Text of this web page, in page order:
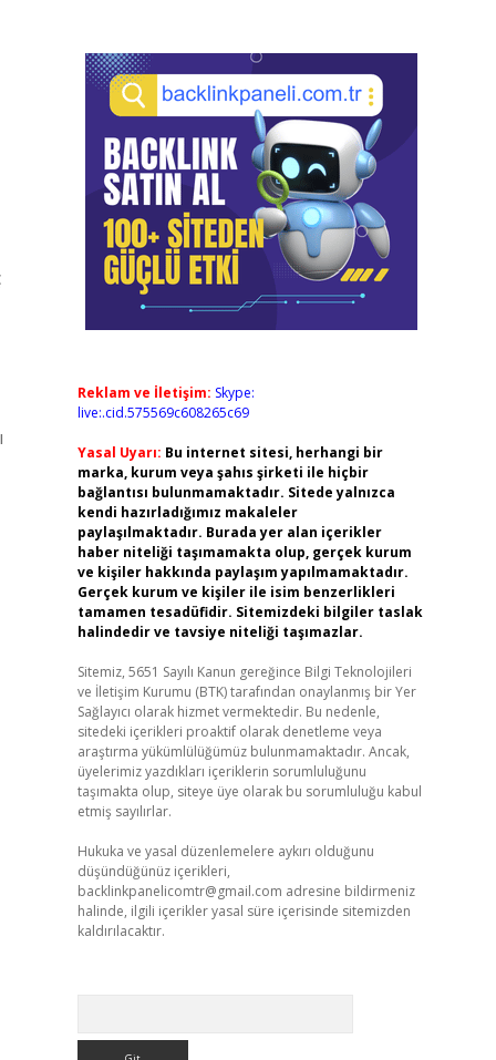
Reklam ve İletişim: Skype:
live:.cid.575569c608265c69
Yasal Uyarı: Bu internet sitesi, herhangi bir
marka, kurum veya şahıs şirketi ile hiçbir
bağlantısı bulunmamaktadır. Sitede yalnızca
kendi hazırladığımız makaleler
paylaşılmaktadır. Burada yer alan içerikler
haber niteliği taşımamakta olup, gerçek kurum
ve kişiler hakkında paylaşım yapılmamaktadır.
Gerçek kurum ve kişiler ile isim benzerlikleri
tamamen tesadüfidir. Sitemizdeki bilgiler taslak
halindedir ve tavsiye niteliği taşımazlar.
Sitemiz, 5651 Sayılı Kanun gereğince Bilgi Teknolojileri
ve İletişim Kurumu (BTK) tarafından onaylanmış bir Yer
Sağlayıcı olarak hizmet vermektedir. Bu nedenle,
sitedeki içerikleri proaktif olarak denetleme veya
araştırma yükümlülüğümüz bulunmamaktadır. Ancak,
üyelerimiz yazdıkları içeriklerin sorumluluğunu
taşımakta olup, siteye üye olarak bu sorumluluğu kabul
etmiş sayılırlar.
Hukuka ve yasal düzenlemelere aykırı olduğunu
düşündüğünüz içerikleri,
backlinkpanelicomtr@gmail.com adresine bildirmeniz
halinde, ilgili içerikler yasal süre içerisinde sitemizden
kaldırılacaktır.